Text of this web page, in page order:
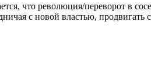
что революция/переворот в
с новой властью,